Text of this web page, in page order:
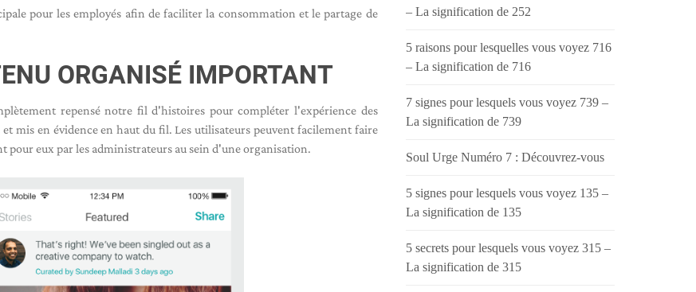
pour les employés afin de faciliter la consommation et le partage de
ORGANISÉ IMPORTANT
repensé notre fil d'histoires pour compléter l'expérience des
mis en évidence en haut du fil. Les utilisateurs peuvent facilement faire
pour eux par les administrateurs au sein d'une organisation.
– La signification de 252
5 raisons pour lesquelles vous voyez 716
– La signification de 716
7 signes pour lesquels vous voyez 739 –
La signification de 739
Soul Urge Numéro 7 : Découvrez-vous
5 signes pour lesquels vous voyez 135 –
La signification de 135
5 secrets pour lesquels vous voyez 315 –
La signification de 315